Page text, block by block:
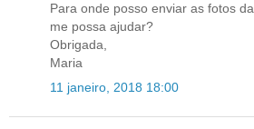
Para onde posso enviar as fotos
me possa ajudar?
Obrigada,
Maria
11 janeiro, 2018 18:00